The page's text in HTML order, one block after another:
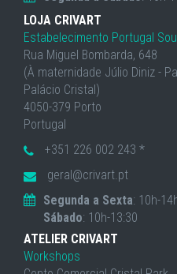
LOJA CRIVART
Estabelecimento Portugal
Rua Miguel Bombarda, 648
(À maternidade Júlio Diniz -
Palácio Cristal)
4050-379 Porto
Portugal
+351 226 002 243 *
geral@crivart.pt
Segunda a Sexta: 10h-
Sábado: 10h-13:30
ATELIER CRIVART
Workshops